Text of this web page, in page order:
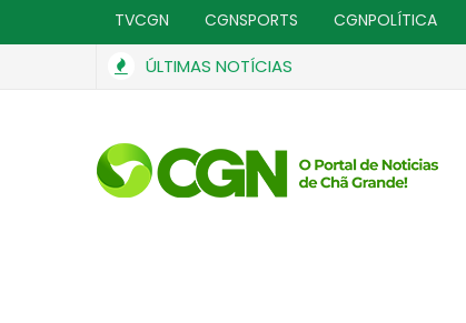
TVCGN CGNSPORTS CGNPOLÍTICA
ÚLTIMAS NOTÍCIAS